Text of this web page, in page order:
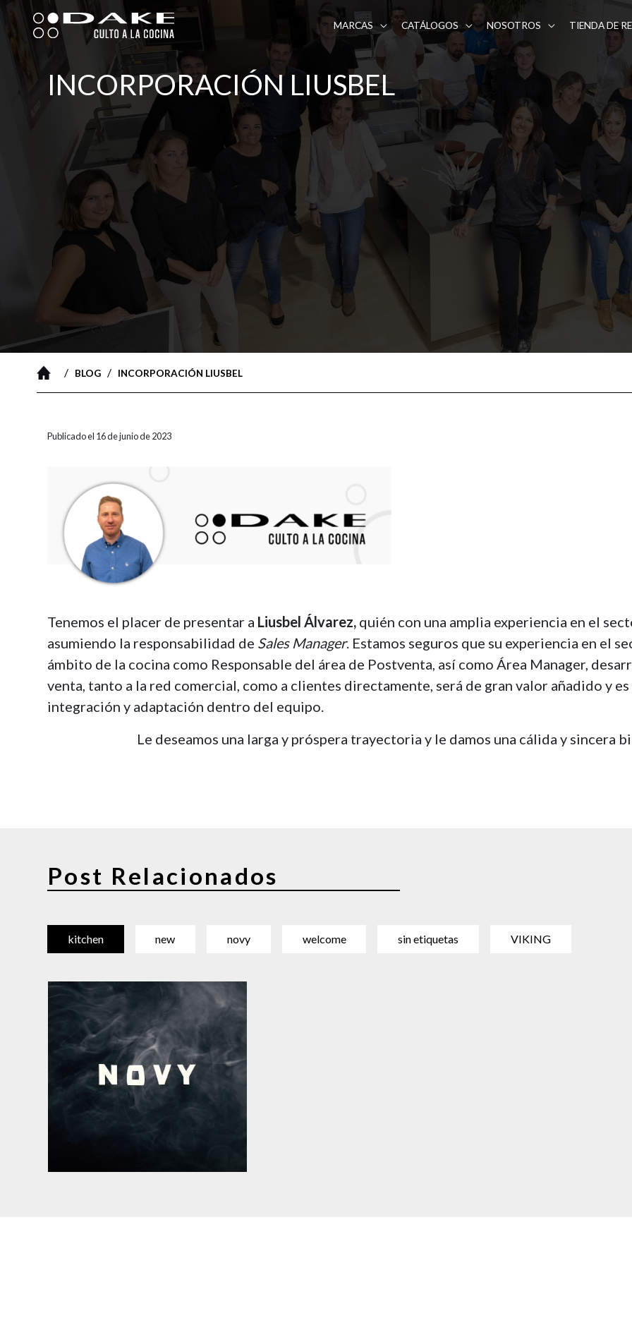
contenido
MARCAS CATÁLOGOS NOSOTROS TIENDA DE
INCORPORACIÓN LIUSBEL
/ BLOG / INCORPORACIÓN LIUSBEL
Publicado el 16 de junio de 2023
Tenemos el placer de presentar a Liusbel Álvarez, quién con una amplia experiencia en el
asumiendo la responsabilidad de Sales Manager. Estamos seguros que su experiencia en el
ámbito de la cocina como Responsable del área de Postventa, así como Área Manager,
venta, tanto a la red comercial, como a clientes directamente, será de gran valor añadido y
integración y adaptación dentro del equipo.
Le deseamos una larga y próspera trayectoria y le damos una cálida y sincera
Post Relacionados
kitchen new novy welcome sin etiquetas VIKING